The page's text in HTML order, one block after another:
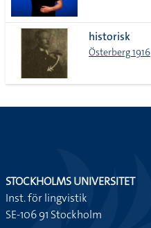
historisk
Österberg 1916
STOCKHOLMS UNIVERSITET
Inst. för lingvistik
SE-106 91 Stockholm